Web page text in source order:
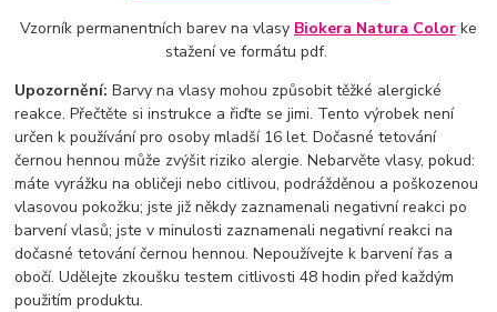
Vzorník permanentních barev na vlasy Biokera Natura Colorke
stažení ve formátu pdf.
Upozornění: Barvy na vlasy mohou způsobit těžké alergické
reakce. Přečtěte si instrukce a řiďte se jimi. Tento výrobek není
určen k používání pro osoby mladší 16 let. Dočasné tetování
černou hennou může zvýšit riziko alergie. Nebarvěte vlasy, pokud:
máte vyrážku na obličeji nebo citlivou, podrážděnou a poškozenou
vlasovou pokožku; jste již někdy zaznamenali negativní reakci po
barvení vlasů; jste v minulosti zaznamenali negativní reakci na
dočasné tetování černou hennou. Nepoužívejte k barvení řas a
obočí. Udělejte zkoušku testem citlivosti 48 hodin před každým
použitím produktu.